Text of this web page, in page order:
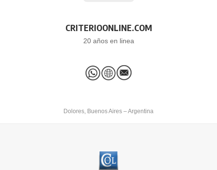
CRITERIOONLINE.COM
20 años en linea
Dolores, Buenos Aires – Argentina